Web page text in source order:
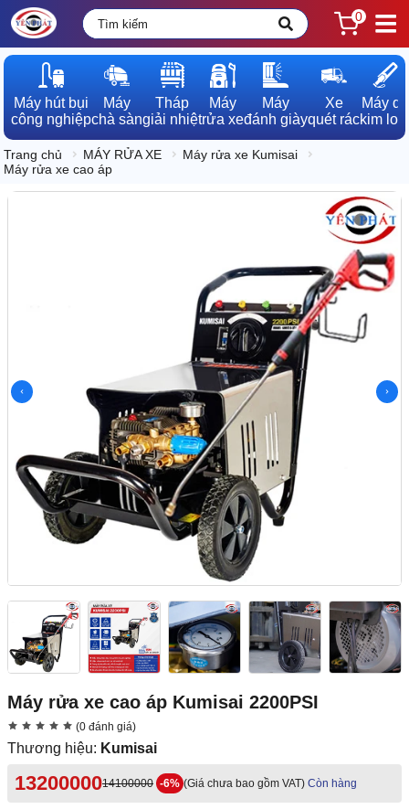
0
Máy hút bụi
công nghiệp
Máy
chà sàn
Tháp
giải nhiệt
Máy
rửa xe
Máy
đánh giày
Xe
quét rác
Máy dò
kim loại
Trang chủ MÁY RỬA XE
Máy rửa xe Kumisai
Máy rửa xe cao áp
Máy rửa xe cao áp Kumisai 2200PSI
(0 đánh giá)
Thương hiệu: Kumisai
1320000014100000 -6% (Giá chưa bao gồm VAT) Còn hàng